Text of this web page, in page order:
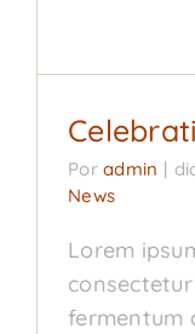
Poradmin
News
Lorem
fermentum